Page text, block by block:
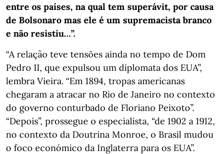
entre os países, na qual tem superávit, por causa
de Bolsonaro mas ele é um supremacista branco
e não resistiu…”.
“A relação teve tensões ainda no tempo de Dom
Pedro II, que expulsou um diplomata dos EUA”,
lembra Vieira. “Em 1894, tropas americanas
chegaram a atracar no Rio de Janeiro no contexto
do governo conturbado de Floriano Peixoto”.
“Depois”, prossegue o especialista, “de 1902 a 1912,
no contexto da Doutrina Monroe, o Brasil mudou
o foco económico da Inglaterra para os EUA”.